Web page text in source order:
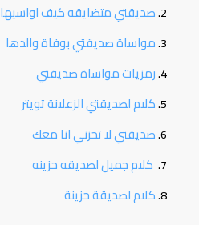
صديقتي متضايقه كيف اواسيها
مواساة صديقتي بوفاة والدها
رمزيات مواساة صديقتي
كلام لصديقتي الزعلانة تويتر
صديقتي لا تحزني انا معك
كلام جميل لصديقه حزينه
كلام لصديقة حزينة